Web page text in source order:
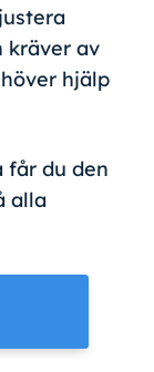
kräver av
hjälp
får du den
alla